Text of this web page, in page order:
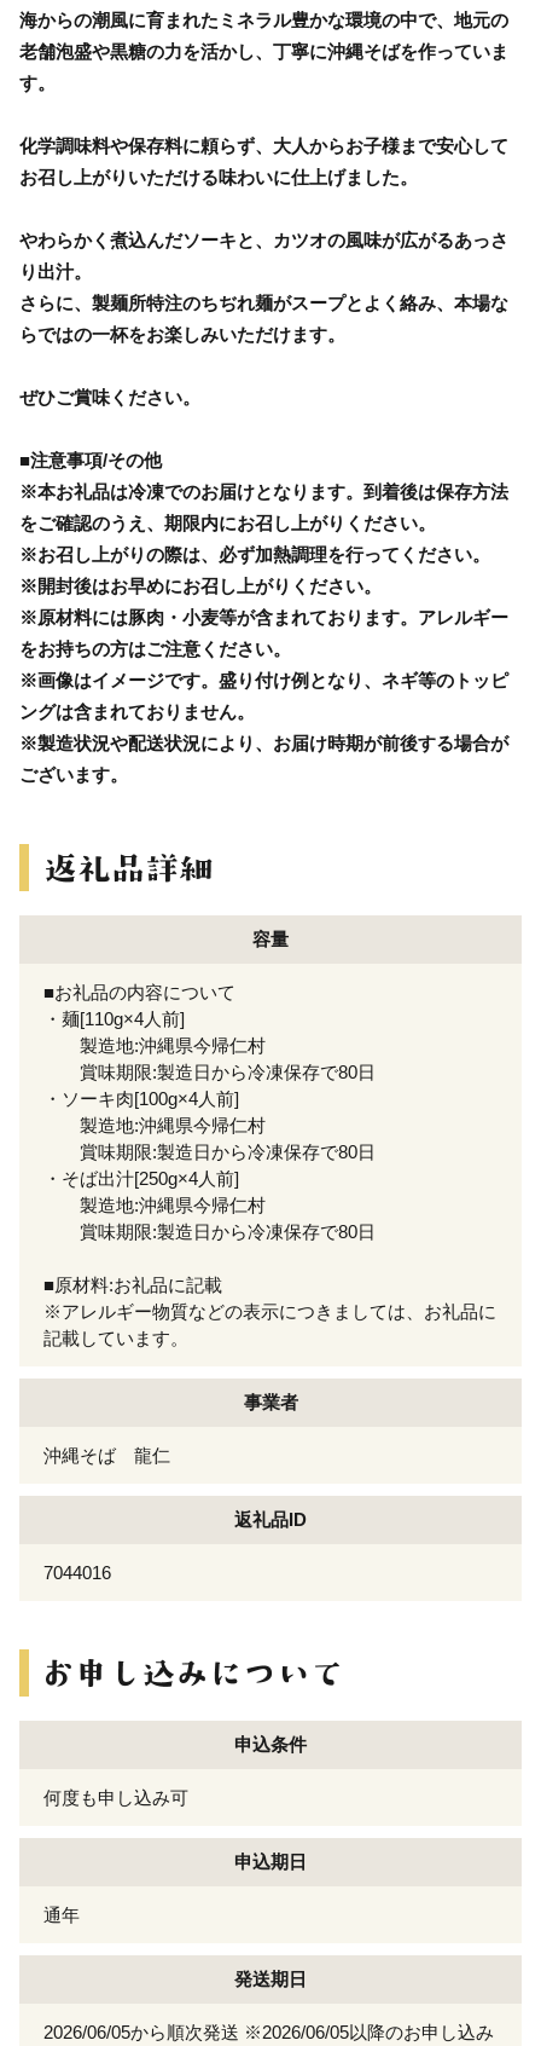
海からの潮風に育まれたミネラル豊かな環境の中で、地元の
老舗泡盛や黒糖の力を活かし、丁寧に沖縄そばを作っていま
す。
化学調味料や保存料に頼らず、大人からお子様まで安心して
お召し上がりいただける味わいに仕上げました。
やわらかく煮込んだソーキと、カツオの風味が広がるあっさ
り出汁。
さらに、製麺所特注のちぢれ麺がスープとよく絡み、本場な
らではの一杯をお楽しみいただけます。
ぜひご賞味ください。
■注意事項/その他
※本お礼品は冷凍でのお届けとなります。到着後は保存方法
をご確認のうえ、期限内にお召し上がりください。
※お召し上がりの際は、必ず加熱調理を行ってください。
※開封後はお早めにお召し上がりください。
※原材料には豚肉・小麦等が含まれております。アレルギー
をお持ちの方はご注意ください。
※画像はイメージです。盛り付け例となり、ネギ等のトッピ
ングは含まれておりません。
※製造状況や配送状況により、お届け時期が前後する場合が
ございます。
容量
■お礼品の内容について
・麺[110g×4人前]
製造地:沖縄県今帰仁村
賞味期限:製造日から冷凍保存で80日
・ソーキ肉[100g×4人前]
製造地:沖縄県今帰仁村
賞味期限:製造日から冷凍保存で80日
・そば出汁[250g×4人前]
製造地:沖縄県今帰仁村
賞味期限:製造日から冷凍保存で80日
■原材料:お礼品に記載
※アレルギー物質などの表示につきましては、お礼品に
記載しています。
事業者
沖縄そば 龍仁
返礼品ID
7044016
申込条件
何度も申し込み可
申込期日
通年
発送期日
2026/06/05から順次発送 ※2026/06/05以降のお申し込み